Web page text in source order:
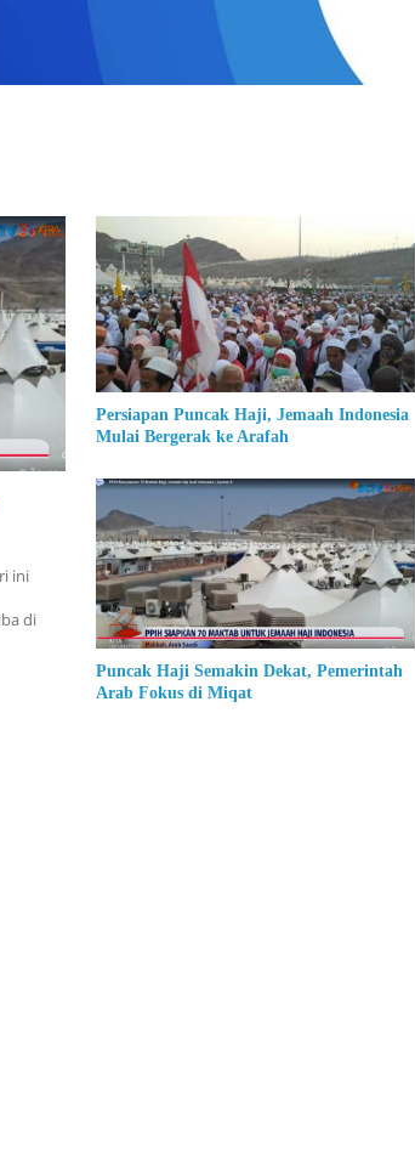
ini
di
Persiapan Puncak Haji, Jemaah Indonesia
Mulai Bergerak ke Arafah
Puncak Haji Semakin Dekat, Pemerintah
Arab Fokus di Miqat